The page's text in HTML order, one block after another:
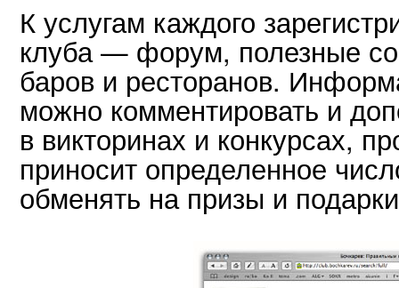
К услугам каждого
клуба — форум, полезные
баров и ресторанов.
можно комментировать и
в викторинах и конкурсах,
приносит определенное
обменять на призы и